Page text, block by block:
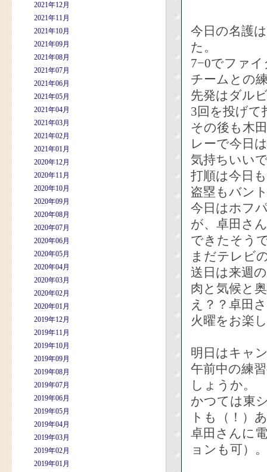
2021年12月
2021年11月
2021年10月
2021年09月
2021年08月
2021年07月
2021年06月
2021年05月
2021年04月
2021年03月
2021年02月
2021年01月
2020年12月
2020年11月
2020年10月
2020年09月
2020年08月
2020年07月
2020年06月
2020年05月
2020年04月
2020年03月
2020年02月
2020年01月
2019年12月
2019年11月
2019年10月
2019年09月
2019年08月
2019年07月
2019年06月
2019年05月
2019年04月
2019年03月
2019年02月
2019年01月
今日の名護
た。
7−0でファ
チームとの
先発はダル
3回を投げて
その後も木
レーで今日
気持ちいい
打順は今日
盗塁もバン
今日はホフ
が、卓田さ
できたそう
まだテレビ
送日は来週
肉と気候と
え？？卓田
火曜をお楽
明日はキャ
午前中の練
しょうか。
かつては東
トも（！）
卓田さんに
ョンも可）。